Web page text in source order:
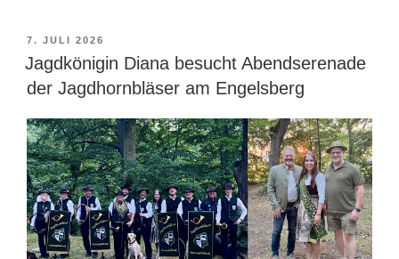
VERÖFFENTLICHT
AM
7. JULI 2026
Jagdkönigin Diana besucht Abendserenade
der Jagdhornbläser am Engelsberg